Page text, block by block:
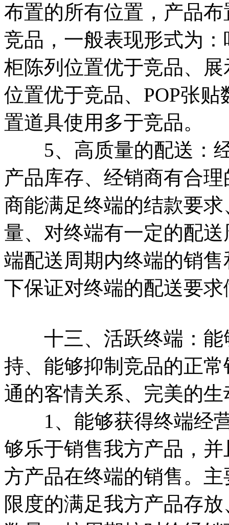
布置的所有位置，产品
竞品，一般表现形式为
柜陈列位置优于竞品、
位置优于竞品、POP张
置道具使用多于竞品。
5、高质量的配送：经
产品库存、经销商有合
商能满足终端的结款要
量、对终端有一定的配
端配送周期内终端的销
下保证对终端的配送要
十三、活跃终端：能
持、能够抑制竞品的正
通的客情关系、完美的
1、能够获得终端经营
够乐于销售我方产品，
方产品在终端的销售。
限度的满足我方产品存